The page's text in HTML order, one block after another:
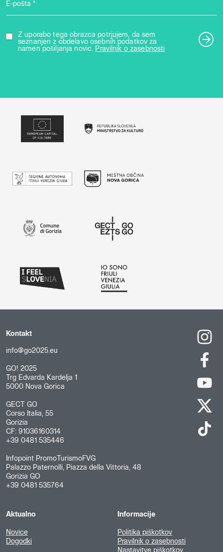
E-pošta *
Z uporabo tega obrazca potrjujem, da sem
seznanjen z obdelavo osebnih podatkov za
namen pošiljanja novic. Pravilnik o zasebnosti
Kontakt
info@go2025.eu
GO! 2025
Trg Edvarda Kardelja 1
5000 Nova Gorica
GECT GO
Corso Italia, 55
Gorizia
CF: 91036160314
+39 0481 535446
Infopoint PromoTurismoFVG
Palazzo Paternolli, Piazza della Vittoria, 48
Gorizia GO
+39 0481 535764
Aktualno
Novice
Dogodki
Informacije
Politika piškotkov
Pravilnik o zasebnosti
Nastavitve piškotkov